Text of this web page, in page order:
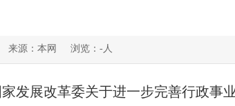
来源：本网 浏览： - 人
发展改革委关于进一步完善行政事